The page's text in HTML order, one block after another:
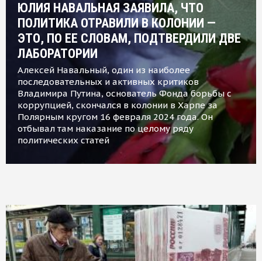
ЮЛИЯ НАВАЛЬНАЯ ЗАЯВИЛА, ЧТО
ПОЛИТИКА ОТРАВИЛИ В КОЛОНИИ —
ЭТО, ПО ЕЕ СЛОВАМ, ПОДТВЕРДИЛИ ДВЕ
ЛАБОРАТОРИИ
Алексей Навальный, один из наиболее
последовательных и активных критиков
Владимира Путина, основатель Фонда борьбы с
коррупцией, скончался в колонии в Харпе за
Полярным кругом 16 февраля 2024 года. Он
отбывал там наказание по целому ряду
политических статей